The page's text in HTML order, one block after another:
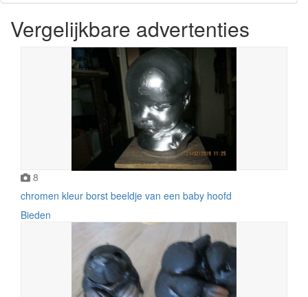
Vergelijkbare advertenties
8
chromen kleur borst beeldje van een baby hoofd
Bieden